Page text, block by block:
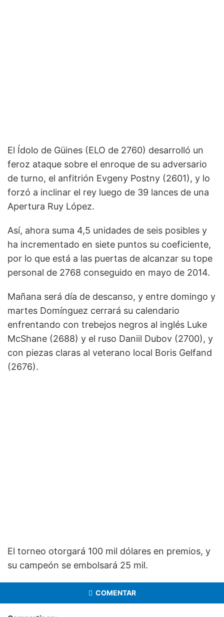
El Ídolo de Güines (ELO de 2760) desarrolló un
feroz ataque sobre el enroque de su adversario
de turno, el anfitrión Evgeny Postny (2601), y lo
forzó a inclinar el rey luego de 39 lances de una
Apertura Ruy López.
Así, ahora suma 4,5 unidades de seis posibles y
ha incrementado en siete puntos su coeficiente,
por lo que está a las puertas de alcanzar su tope
personal de 2768 conseguido en mayo de 2014.
Mañana será día de descanso, y entre domingo y
martes Domínguez cerrará su calendario
enfrentando con trebejos negros al inglés Luke
McShane (2688) y el ruso Daniil Dubov (2700), y
con piezas claras al veterano local Boris Gelfand
(2676).
El torneo otorgará 100 mil dólares en premios, y
su campeón se embolsará 25 mil.
COMENTAR